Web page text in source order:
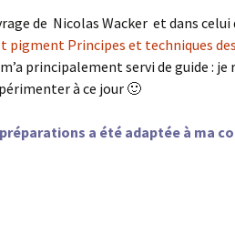
de Nicolas Wacker et dans celui
pigment Principes et techniques
m’a principalement servi de guide :
à ce jour 🙂
a été adaptée à ma
mixte alternée : maigre sur gras !